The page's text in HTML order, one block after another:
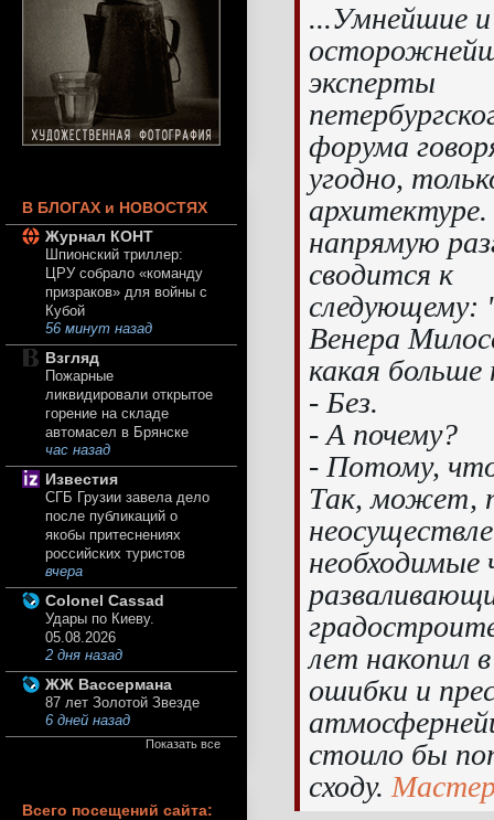
...Умнейшие и
эксперты
форума
угодно,
напрямую
сводится к
следующему:
Венера
какая больше
- Без.
- А почему?
- Потому, что
Так, может,
лет накопил
ошибки и
стоило бы
сходу.
В БЛОГАХ и НОВОСТЯХ
Журнал КОНТ
Шпионский триллер:
ЦРУ собрало «команду
призраков» для войны с
Кубой
56 минут назад
Взгляд
Пожарные
ликвидировали открытое
горение на складе
автомасел в Брянске
час назад
Известия
СГБ Грузии завела дело
после публикаций о
якобы притеснениях
российских туристов
вчера
Colonel Cassad
Удары по Киеву.
05.08.2026
2 дня назад
ЖЖ Вассермана
87 лет Золотой Звезде
6 дней назад
Показать все
Всего посещений сайта: